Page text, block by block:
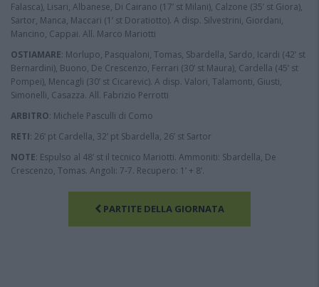
Falasca), Lisari, Albanese, Di Cairano (17’ st Milani), Calzone (35’ st Giora),
Sartor, Manca, Maccari (1’ st Doratiotto). A disp. Silvestrini, Giordani,
Mancino, Cappai. All. Marco Mariotti
OSTIAMARE: Morlupo, Pasqualoni, Tomas, Sbardella, Sardo, Icardi (42’ st
Bernardini), Buono, De Crescenzo, Ferrari (30’ st Maura), Cardella (45’ st
Pompei), Mencagli (30’ st Cicarevic). A disp. Valori, Talamonti, Giusti,
Simonelli, Casazza. All. Fabrizio Perrotti
ARBITRO: Michele Pasculli di Como
RETI: 26’ pt Cardella, 32’ pt Sbardella, 26’ st Sartor
NOTE: Espulso al 48’ st il tecnico Mariotti. Ammoniti: Sbardella, De
Crescenzo, Tomas. Angoli: 7-7. Recupero: 1’ + 8’.
PARTITE DELLA GIORNATA